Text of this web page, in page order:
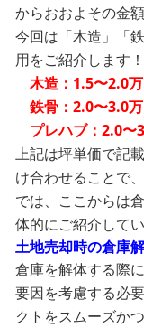
からおおよその金
今回は「木造」「
用をご紹介します！
木造：1.5〜2.0
鉄骨：2.0〜3.0
プレハブ：2.0〜
上記は坪単価で記
け合わせることで
では、ここからは
体的にご紹介してい
土地売却時の倉庫
倉庫を解体する際
要因を考慮する必
クトをスムーズか